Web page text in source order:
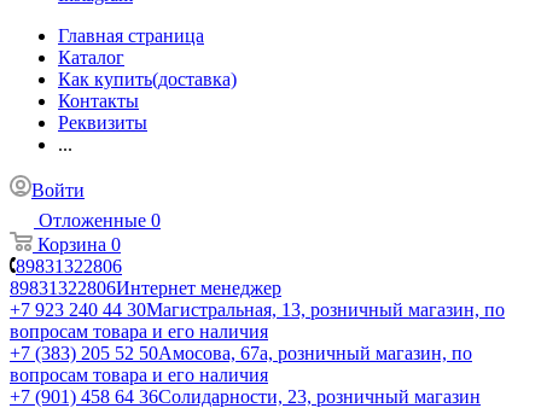
Главная страница
Каталог
Как купить(доставка)
Контакты
Реквизиты
...
Войти
Отложенные 0
Корзина 0
89831322806
89831322806Интернет менеджер
+7 923 240 44 30​Магистральная, 13, розничный магазин, по
вопросам товара и его наличия
+7 (383) 205 52 50Амосова, 67а, розничный магазин, по
вопросам товара и его наличия
+7 (901) 458 64 36Солидарности, 23, розничный магазин